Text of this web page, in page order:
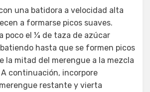
una batidora a velocidad alta
a formarse picos suaves.
poco el ¼ de taza de azúcar
hasta que se formen picos
la mitad del merengue a la mezcla
continuación, incorpore
restante y vierta